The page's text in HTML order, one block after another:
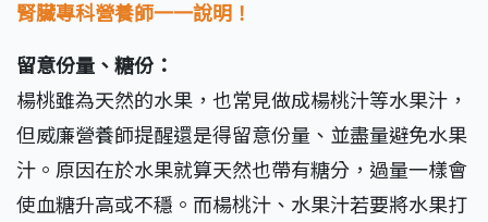
腎臟專科營養師一一說明！
留意份量、糖份：
楊桃雖為天然的水果，也常見做成楊桃汁等水果汁，
但威廉營養師提醒還是得留意份量、並盡量避免水果
汁。原因在於水果就算天然也帶有糖分，過量一樣會
使血糖升高或不穩。而楊桃汁、水果汁若要將水果打